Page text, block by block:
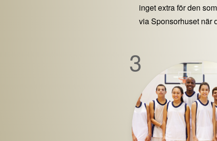
inget extra för den
via Sponsorhuset när
3